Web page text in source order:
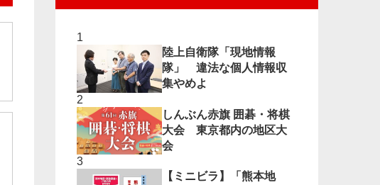
陸上自衛隊「現地情報
隊」 違法な個人情報収
集やめよ
しんぶん赤旗 囲碁・将棋
大会 東京都内の地区大
会
【ミニビラ】「熊本地